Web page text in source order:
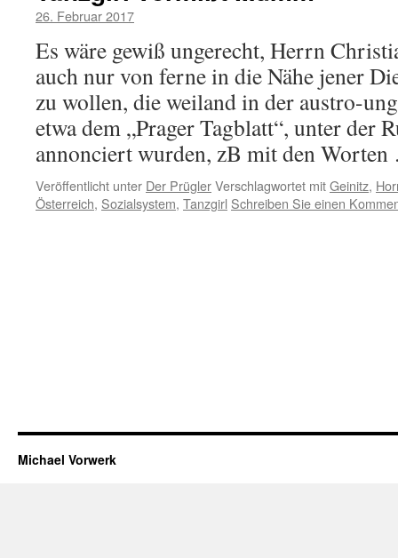
26. Februar 2017
Es wäre gewiß ungerecht, Herrn
auch nur von ferne in die Nähe jener
zu wollen, die weiland in der austro-
etwa dem „Prager Tagblatt“, unter der
annonciert wurden, zB mit den
Veröffentlicht unter Der PrüglerVerschlagwortet mitGeinitz,
Österreich, Sozialsystem, Tanzgirl Schreiben Sie einen
Michael Vorwerk